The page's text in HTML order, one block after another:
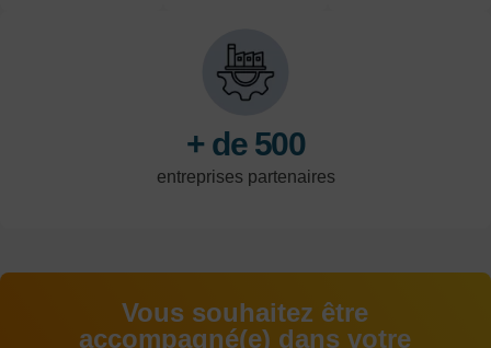
logistique.
+ de 500
entreprises partenaires
Vous souhaitez être
accompagné(e) dans votre